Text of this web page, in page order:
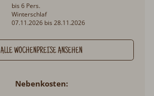
bis 6 Pers.
Winterschlaf
07.11.2026 bis 28.11.2026
ALLE WOCHENPREISE ANSEHEN
Nebenkosten